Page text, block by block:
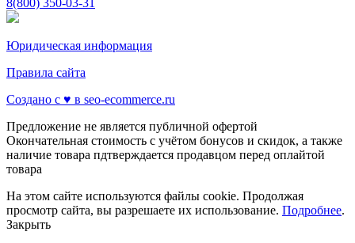
Юридическая информация
Правила сайта
Создано с ♥️ в seo-ecommerce.ru
Предложение не является публичной офертой
Окончательная стоимость с учётом бонусов и скидок, а также
наличие товара пдтверждается продавцом перед оплайтой
товара
На этом сайте используются файлы cookie. Продолжая
просмотр сайта, вы разрешаете их использование. Подробнее.
Закрыть